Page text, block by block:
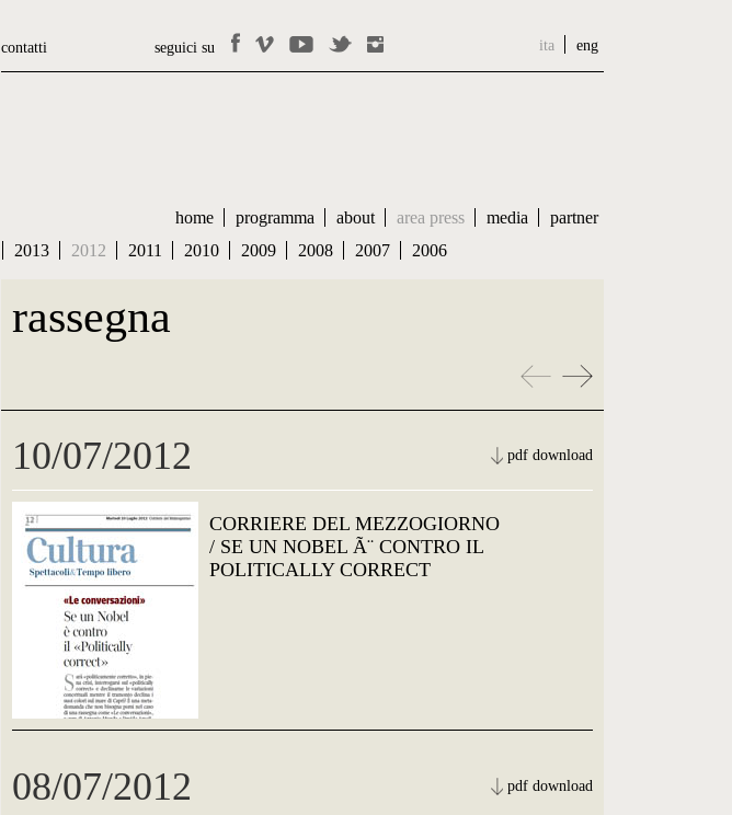
contatti seguici su ita eng
home programma about area press media
partner
2013 2012 2011 2010 2009 2008 2007 2006
rassegna
10/07/2012 pdf download
CORRIERE DEL MEZZOGIORNO
/ SE UN NOBEL Ã¨ CONTRO IL
POLITICALLY CORRECT
08/07/2012 pdf download